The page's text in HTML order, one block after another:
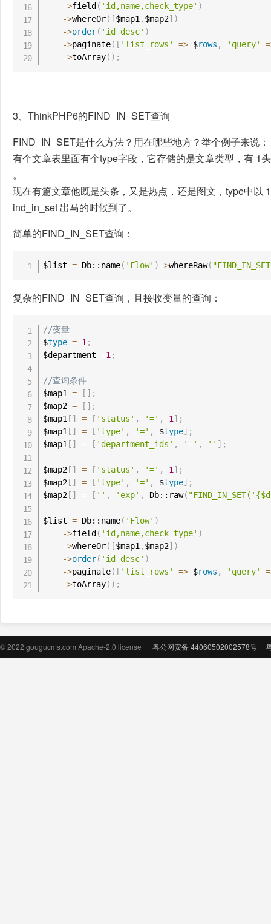
->field ( 'id,name,check_type' )
->whereOr( [$map1 , $map2] )
->order( 'id desc' )
->paginate( [ 'list_rows' => $rows , 'query' =
->toArray( ) ;
3、ThinkPHP6的FIND_IN_SET查询
FIND_IN_SET是什么方法？用在哪些地方？举个例子来说：
有个文章表里面有个type字段，它存储的是文章类型，有 1
。
现在有篇文章他既是头条，又是热点，还是图文，type中以
ind_in_set 出马的时候到了。
简单的FIND_IN_SET查询：
$list = Db::name( 'Flow' ) ->whereRaw(
复杂的FIND_IN_SET查询，且接收变量的查询：
//变量
$type = 1 ;
$department =1 ;
//查询条件
$map1 = [ ] ;
$map2 = [ ] ;
$map1 [ ] = [ 'status' , '=' , 1 ] ;
$map1 [ ] = [ 'type' , '=' , $type] ;
$map1 [ ] = [ 'department_ids' , '=' , '' ] ;
$map2 [ ] = [ 'status' , '=' , 1 ] ;
$map2 [ ] = [ 'type' , '=' , $type] ;
$map2 [ ] = [ '' , 'exp' , Db::raw(
$list = Db::name( 'Flow' )
->field ( 'id,name,check_type' )
->whereOr( [$map1 , $map2] )
->order( 'id desc' )
->paginate( [ 'list_rows' => $rows , 'query' =
->toArray( ) ;
© 2022 gougucms.com Apache-2.0 license 粤公网安备 44060502002578号